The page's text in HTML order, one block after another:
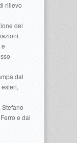
rilievo
del
dal
e dal